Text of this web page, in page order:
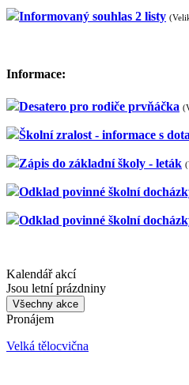
Informovaný souhlas 2 listy
Informace:
Desatero pro rodiče prvňáčka
Školní zralost - informace s
Zápis do základní školy - leták
Odklad povinné školní
Odklad povinné školní
Kalendář akcí
Jsou letní prázdniny
Všechny akce
Pronájem
Velká tělocvična